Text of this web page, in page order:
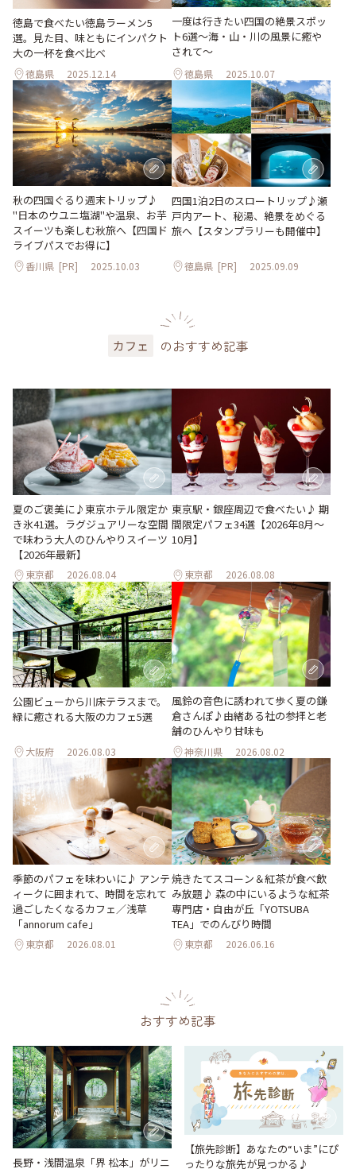
徳島で食べたい徳島ラーメン5
選。見た目、味ともにインパクト
大の一杯を食べ比べ
徳島県 2025.12.14
一度は行きたい四国の絶景スポッ
ト6選〜海・山・川の風景に癒や
されて〜
徳島県 2025.10.07
秋の四国ぐるり週末トリップ♪
"日本のウユニ塩湖"や温泉、お芋
スイーツも楽しむ秋旅へ【四国ド
ライブパスでお得に】
香川県 [PR] 2025.10.03
四国1泊2日のスロートリップ♪瀬
戸内アート、秘湯、絶景をめぐる
旅へ【スタンプラリーも開催中】
徳島県 [PR] 2025.09.09
カフェ のおすすめ記事
夏のご褒美に♪東京ホテル限定か
き氷41選。ラグジュアリーな空間
で味わう大人のひんやりスイーツ
【2026年最新】
東京都 2026.08.04
東京駅・銀座周辺で食べたい♪ 期
間限定パフェ34選【2026年8月～
10月】
東京都 2026.08.08
公園ビューから川床テラスまで。
緑に癒される大阪のカフェ5選
大阪府 2026.08.03
風鈴の音色に誘われて歩く夏の鎌
倉さんぽ♪由緒ある社の参拝と老
舗のひんやり甘味も
神奈川県 2026.08.02
季節のパフェを味わいに♪ アンテ
ィークに囲まれて、時間を忘れて
過ごしたくなるカフェ／浅草
「annorum cafe」
東京都 2026.08.01
焼きたてスコーン＆紅茶が食べ飲
み放題♪ 森の中にいるような紅茶
専門店・自由が丘「YOTSUBA
TEA」でのんびり時間
東京都 2026.06.16
おすすめ記事
長野・浅間温泉「界 松本」がリニ
【旅先診断】あなたの“いま”にぴ
ったりな旅先が見つかる♪